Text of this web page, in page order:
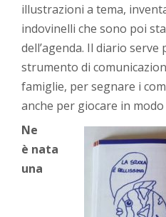
illustrazioni a tema,
indovinelli che sono poi
dell’agenda. Il diario
strumento di
famiglie, per segnare i
anche per giocare in
Ne
è nata
una